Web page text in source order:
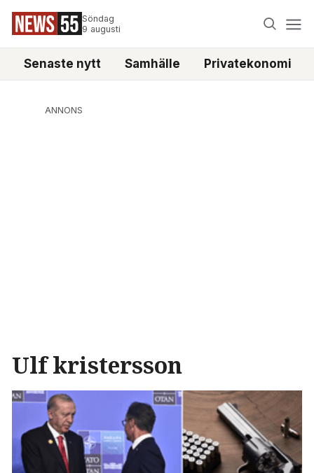
Söndag
9 augusti
Senaste nytt Samhälle Privatekonomi
ANNONS
Ulf kristersson